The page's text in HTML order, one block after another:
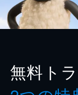
無料ト